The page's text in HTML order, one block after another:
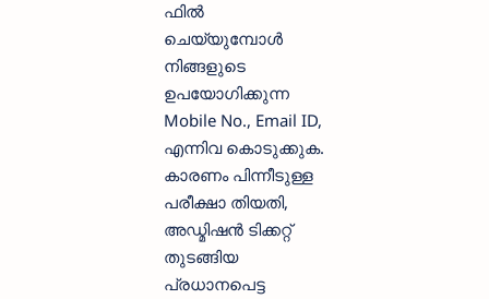
ഫില്‍
ചെയ്യുമ്പോള്‍
നിങ്ങളുടെ
ഉപയോഗിക്കുന്ന
Mobile No., Email ID,
എന്നിവ കൊടുക്കുക.
കാരണം പിന്നീടുള്ള
പരീക്ഷാ തിയതി,
അഡ്മിഷന്‍ ടിക്കറ്റ്
തുടങ്ങിയ
പ്രധാനപെട്ട